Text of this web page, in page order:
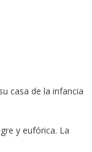
casa de la infancia
y eufórica. La